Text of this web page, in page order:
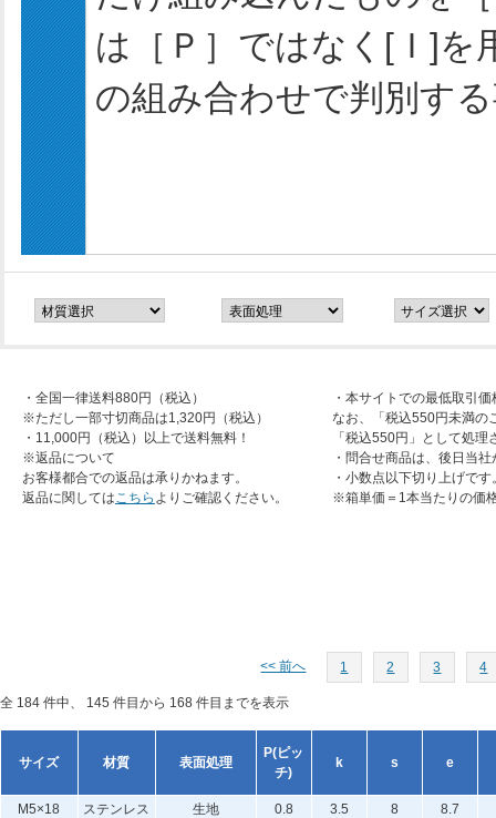
は［Ｐ］ではなく[Ｉ]を
の組み合わせで判別す
・全国一律送料880円（税込）
※ただし一部寸切商品は1,320円（税込）
・11,000円（税込）以上で送料無料！
※返品について
お客様都合での返品は承りかねます。
返品に関してはこちら よりご確認ください。
・本サイトでの最低取引
なお、「税込550円未満の
「税込550円」として処
・問合せ商品は、後日当
・小数点以下切り上げです
※箱単価＝1本当たりの価
<< 前へ 1 2 3 4
全 184 件中、 145 件目から 168 件目までを表示
サイズ 材質 表面処理
P(ピッ
チ)
k s e
M5×18 ステンレス 生地 0.8 3.5 8
8.7